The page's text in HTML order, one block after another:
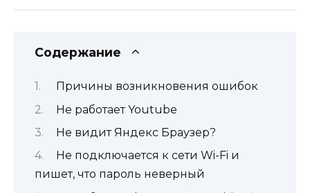
Содержание
Причины возникновения ошибок
Не работает Youtube
Не видит Яндекс Браузер?
Не подключается к сети Wi-Fi и
пишет, что пароль неверный